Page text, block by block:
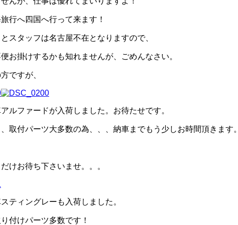
行へ四国へ行って来ます！
スタッフは名古屋不在となりますので、
お掛けするかも知れませんが、ごめんなさい。
ですが、
ルファードが入荷しました。お待たせです。
取付パーツ大多数の為、、、納車までもう少しお時間頂きます。
けお待ち下さいませ。。。
ティングレーも入荷しました。
付けパーツ多数です！